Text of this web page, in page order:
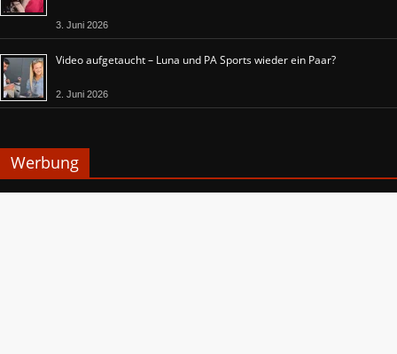
3. Juni 2026
Video aufgetaucht – Luna und PA Sports wieder ein Paar?
2. Juni 2026
Werbung